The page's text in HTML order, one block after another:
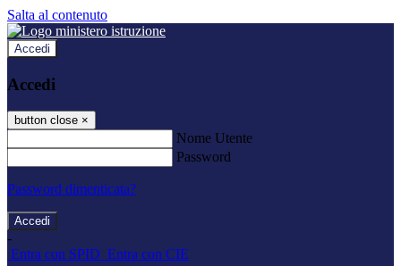
Salta al contenuto
Accedi
Accedi
button close ×
Nome Utente
Password
Password dimenticata?
-
Entra con SPID Entra con CIE